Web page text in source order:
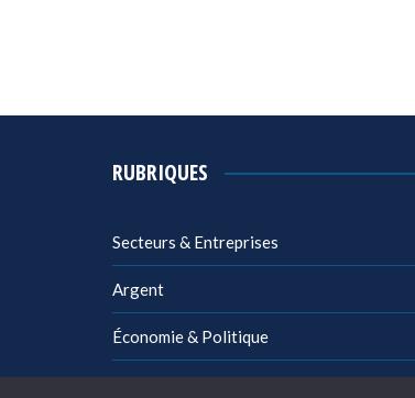
RUBRIQUES
Secteurs & Entreprises
Argent
Économie & Politique
Management